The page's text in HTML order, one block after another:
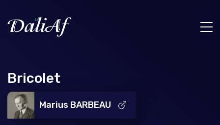
Bricolet
Marius BARBEAU